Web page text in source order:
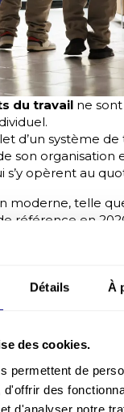
Détails À
des cookies.
permettent de
d'offrir des
d'analyser notre
du travail ne
d’un système de
son organisation
s’y opèrent au
moderne, telle
référence en
ou de
que sur
tel qu’il se fait
des points d’appui
une prévention
spécifiques